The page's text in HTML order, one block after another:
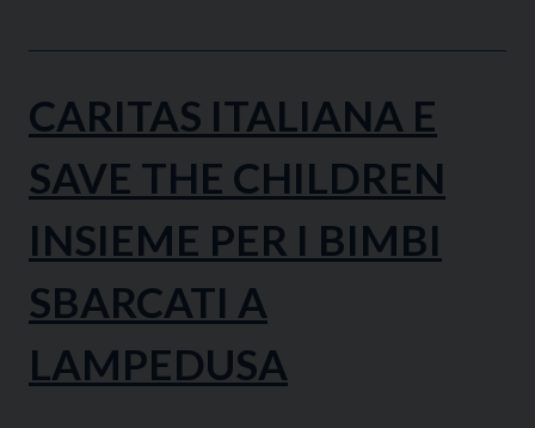
CARITAS ITALIANA E
SAVE THE CHILDREN
INSIEME PER I BIMBI
SBARCATI A
LAMPEDUSA